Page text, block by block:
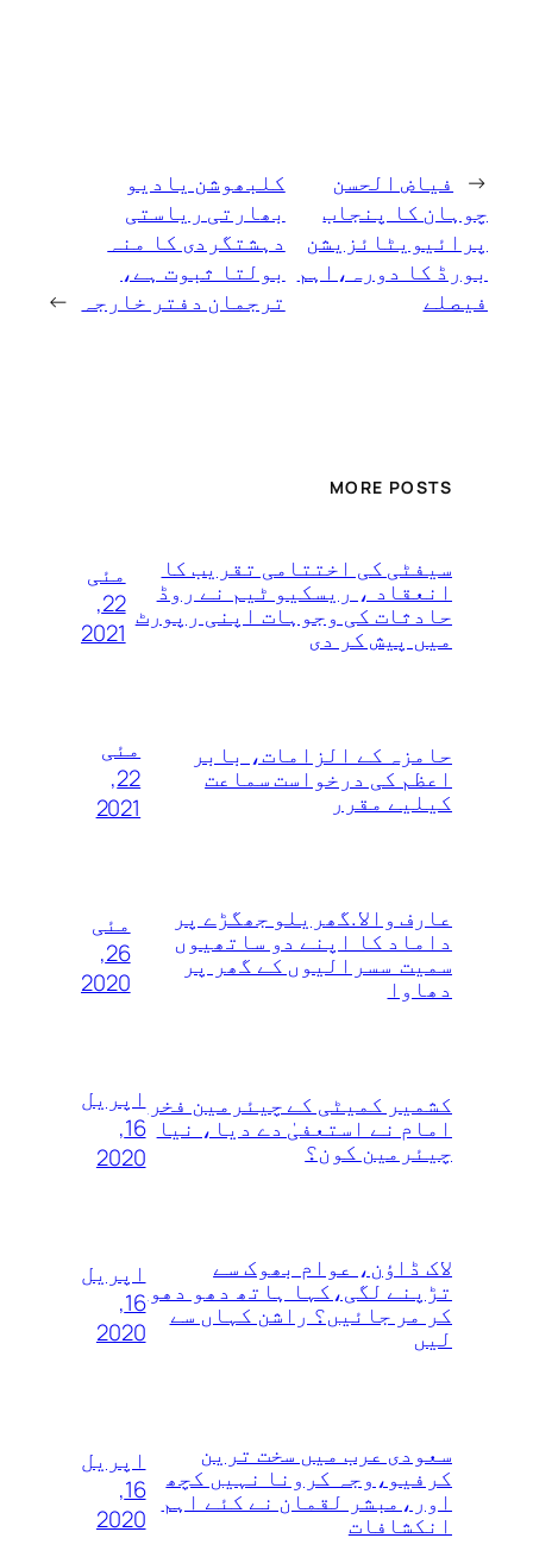
←
فیاض الحسن
چوہان کا پنجاب
پرائیویٹائزیشن
بورڈ کا دورہ،اہم
فیصلے
کلبھوشن یادیو
بھارتی ریاستی
دہشتگردی کا منہ
بولتا ثبوت ہے،
ترجمان دفتر خارجہ
→
MORE POSTS
سیفٹی کی اختتامی تقریب کا
انعقاد ، ریسکیو ٹیم نے روڈ
حادثات کی وجوہات اپنی رپورٹ
میں پیش کر دی
مئی
22,
2021
حامزہ کے الزامات، بابر
اعظم کی درخواست سماعت
کیلیے مقرر
مئی
22,
2021
عارف والا.گھریلو جھگڑے پر
داماد کا اپنے دو ساتھیوں
سمیت سسرالیوں کے گھر پر
دھاوا
مئی
26,
2020
کشمیر کمیٹی کے چیئرمین فخر
امام نے استعفیٰ دے دیا، نیا
چیئرمین کون؟
اپریل
16,
2020
لاک ڈاؤن، عوام بھوک سے
تڑپنے لگی،کہا ہاتھ دھو دھو
کر مر جائیں؟ راشن کہاں سے
لیں
اپریل
16,
2020
سعودی عرب میں سخت ترین
کرفیو،وجہ کرونا نہیں کچھ
اور،مبشر لقمان نے کئے اہم
انکشافات
اپریل
16,
2020